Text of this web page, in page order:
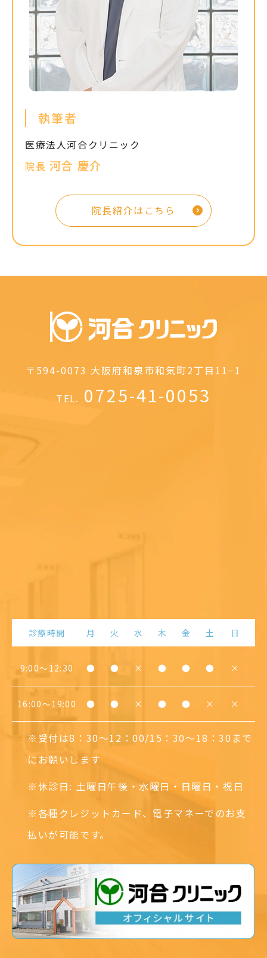
執筆者
医療法人河合クリニック
院長 河合 慶介
院長紹介はこちら
〒594-0073 大阪府和泉市和気町2丁目11−1
TEL. 0725-41-0053
診療時間 月 火 水 木 金 土 日
9:00〜12:30 ● ● × ● ● ● ×
16:00〜19:00 ● ● × ● ● × ×
※受付は8：30～12：00/15：30～18：30まで
にお願いします
※休診日: 土曜日午後・水曜日・日曜日・祝日
※各種クレジットカード、電子マネーでのお支
払いが可能です。